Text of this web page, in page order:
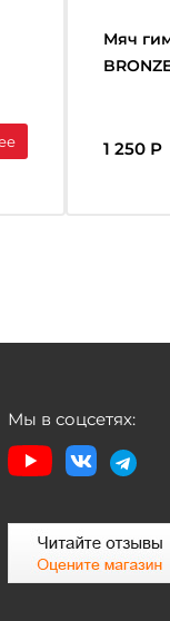
Мяч
1 250 Р
Мы в соцсетях: